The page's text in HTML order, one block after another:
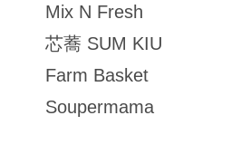
Mix N Fresh
芯蕎 SUM KIU
Farm Basket
Soupermama